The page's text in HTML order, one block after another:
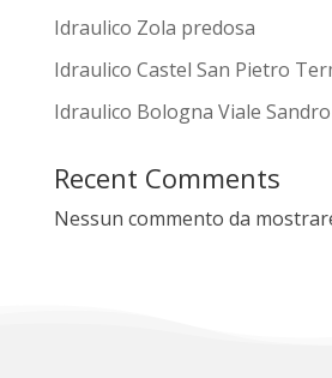
Idraulico Zola predosa
Idraulico Castel San Pietro
Idraulico Bologna Viale
Recent Comments
Nessun commento da